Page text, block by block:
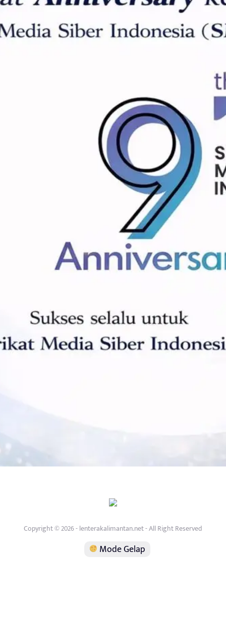
Copyright © 2026 - lenterakalimantan.net - All Right Reserved
Mode Gelap